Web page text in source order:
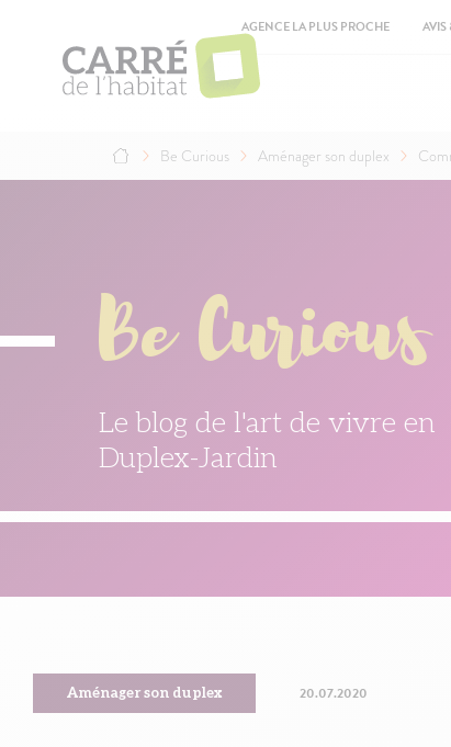
AGENCE LA PLUS PROCHE
d'Ariane
Be Curious Aménager son duplex
Be Curious
Le blog de l'art de vivre en
Duplex-Jardin
Aménager son duplex 20.07.2020